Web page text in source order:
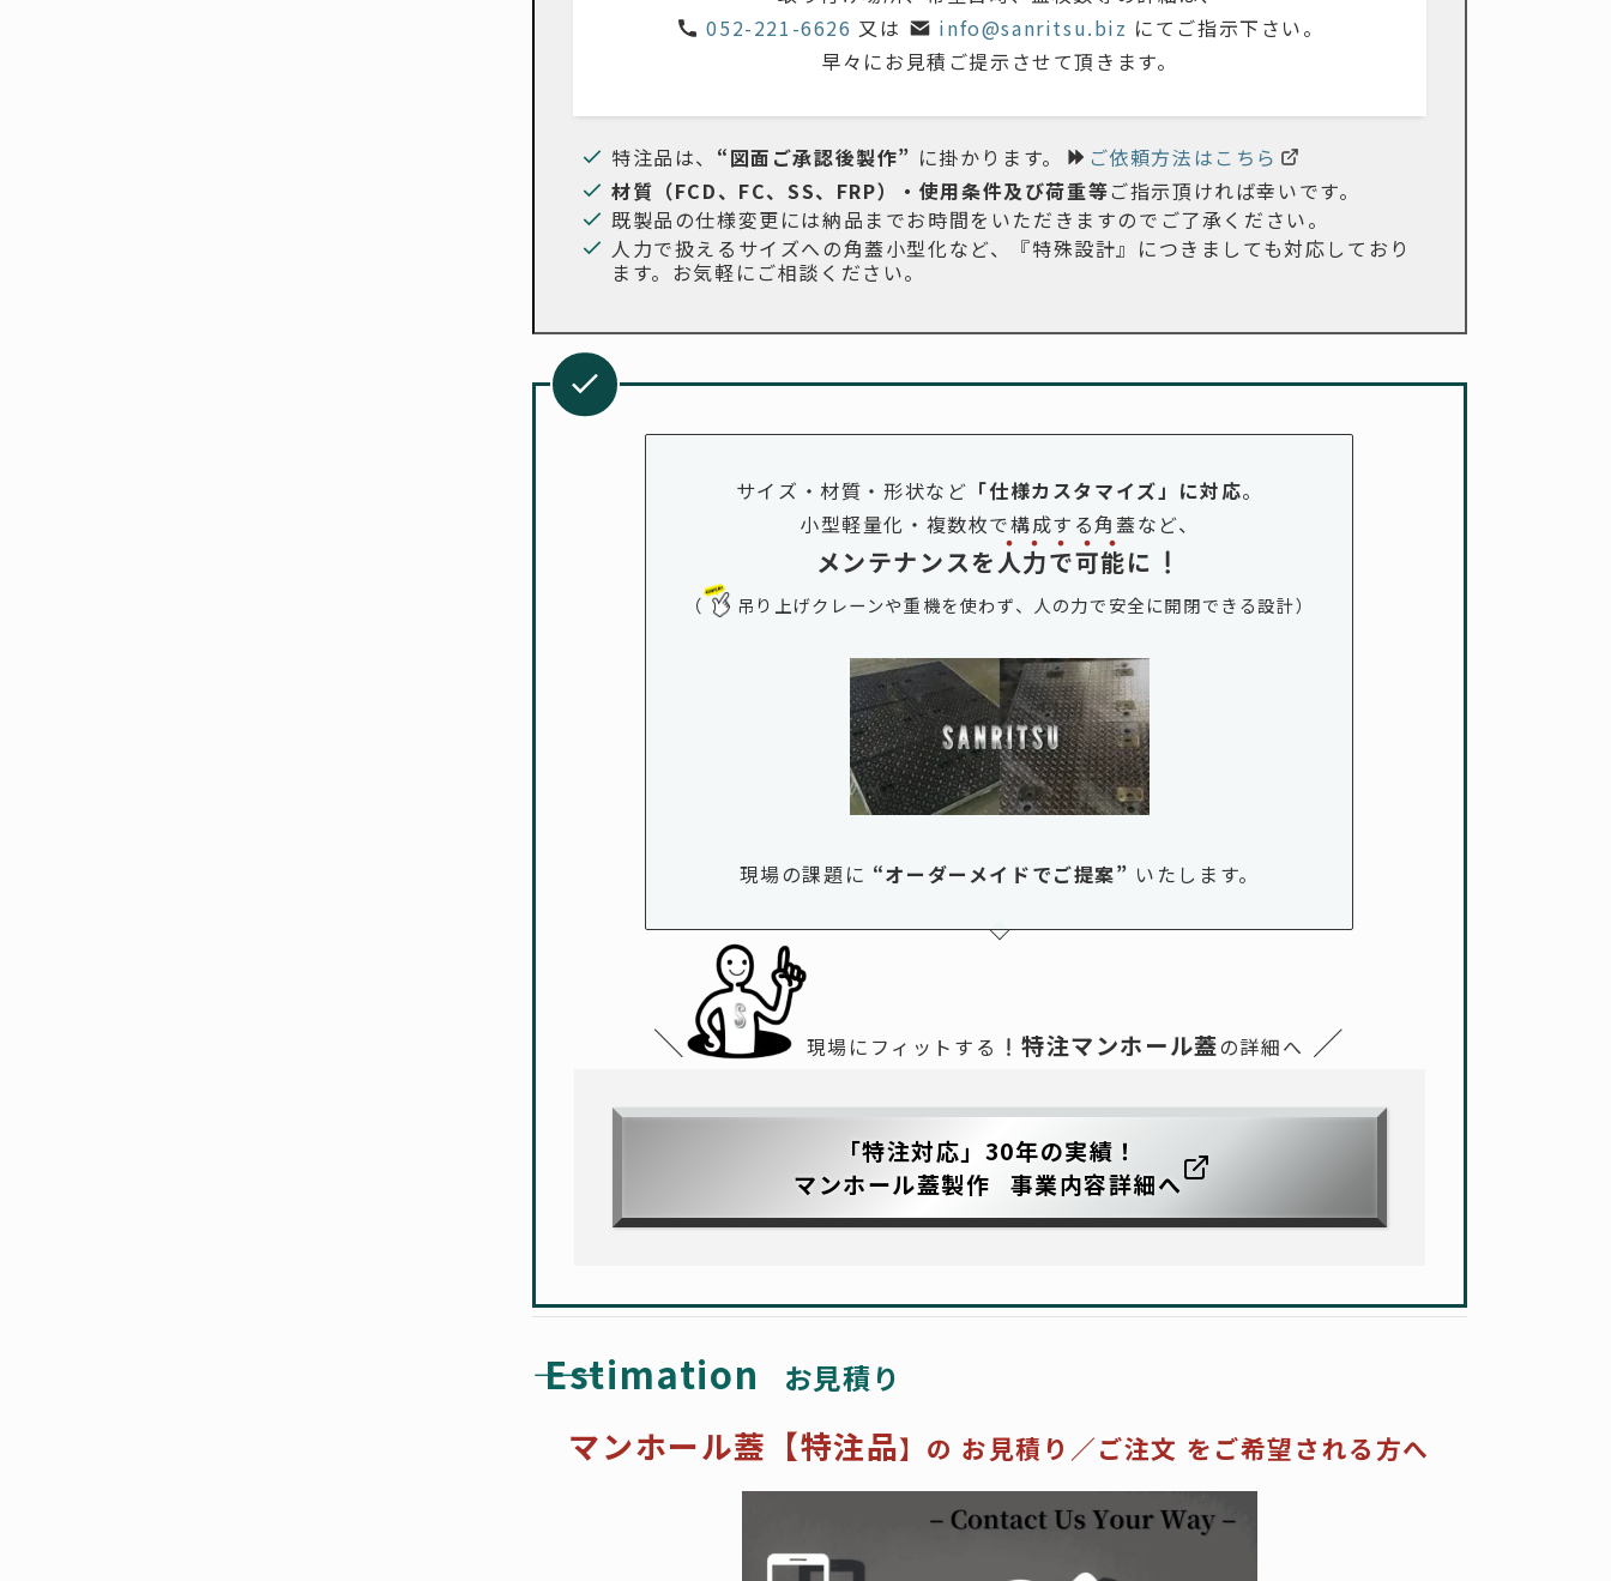
052-221-6626 又は info@sanritsu.biz にてご指示下さい。
早々にお見積ご提示させて頂きます。
特注品は、 “図面ご承認後製作” に掛かります。
ご依頼方法はこちら
材質（FCD、FC、SS、FRP）・使用条件及び荷重等ご指示頂ければ幸いです。
既製品の仕様変更には納品までお時間をいただきますのでご了承ください。
人力で扱えるサイズへの角蓋小型化など、『特殊設計』につきましても対応しており
ます。お気軽にご相談ください。
サイズ・材質・形状など 「仕様カスタマイズ」に対応。
小型軽量化・複数枚で構成する角蓋など、
メンテナンスを人力で可能に
（ 吊り上げクレーンや重機を使わず、 人の力で安全に開閉できる設計）
現場の課題に “オーダーメイドでご提案” いたします。
＼ 現場にフィットする 特注マンホール蓋の詳細へ ／
「特注対応」30年の実績！
マンホール蓋製作
事業内容詳細へ
――Estimation お見積り
マンホール蓋 【特注品】の お見積り ／ご注文 をご希望される方へ